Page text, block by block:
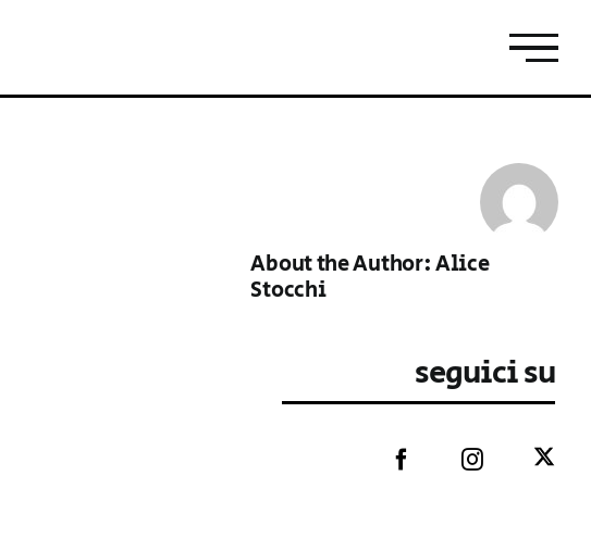
About the Author:Alice
Stocchi
seguici su